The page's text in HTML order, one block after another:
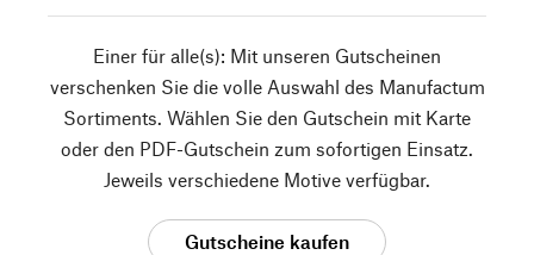
Einer für alle(s): Mit unseren Gutscheinen
verschenken Sie die volle Auswahl des Manufactum
Sortiments. Wählen Sie den Gutschein mit Karte
oder den PDF-Gutschein zum sofortigen Einsatz.
Jeweils verschiedene Motive verfügbar.
Gutscheine kaufen